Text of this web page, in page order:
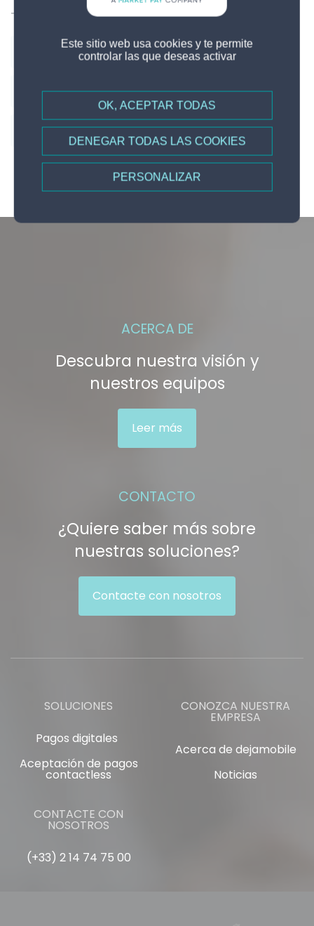
Tags
tap on phone softPOS Tap To Phone
NFC soft POS mPOS cpoc
market pay pago movil hce
ACERCA DE
Descubra nuestra visión y
nuestros equipos
Leer más
CONTACTO
¿Quiere saber más sobre
nuestras soluciones?
Contacte con nosotros
SOLUCIONES
Pagos digitales
Aceptación de pagos
contactless
CONOZCA NUESTRA
EMPRESA
Acerca de dejamobile
Noticias
CONTACTE CON
NOSOTROS
(+33) 2 14 74 75 00
Este sitio web usa cookies y te permite
controlar las que deseas activar
OK, ACEPTAR TODAS
DENEGAR TODAS LAS COOKIES
PERSONALIZAR